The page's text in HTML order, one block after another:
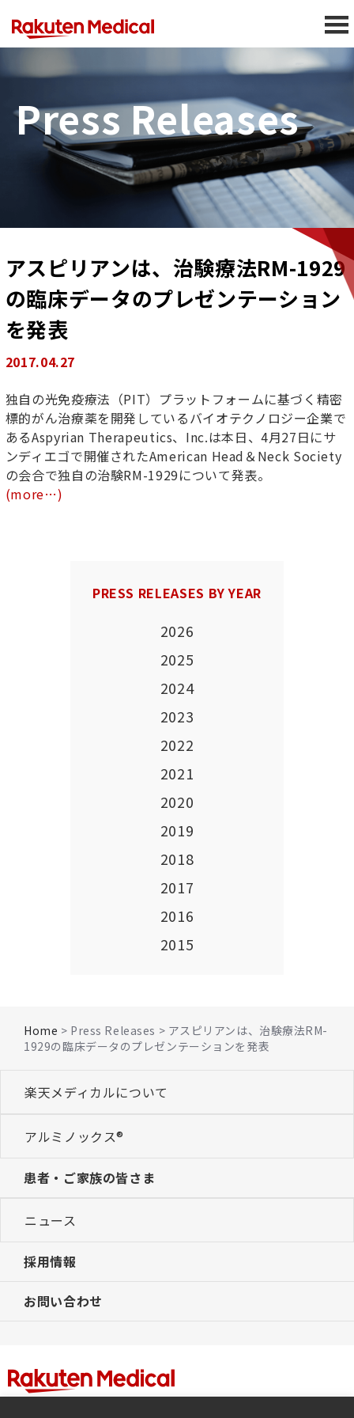
Press Releases
アスピリアンは、治験療法RM-1929
の臨床データのプレゼンテーション
を発表
2017.04.27
独自の光免疫療法（PIT）プラットフォームに基づく精密
標的がん治療薬を開発しているバイオテクノロジー企業で
あるAspyrian Therapeutics、Inc.は本日、4月27日にサ
ンディエゴで開催されたAmerican Head＆Neck Society
の会合で独自の治験RM-1929について発表。
(more…)
PRESS RELEASES BY YEAR
2026
2025
2024
2023
2022
2021
2020
2019
2018
2017
2016
2015
Home > Press Releases > アスピリアンは、治験療法RM-
1929の臨床データのプレゼンテーションを発表
楽天メディカルについて
アルミノックス®
患者・ご家族の皆さま
ニュース
採用情報
お問い合わせ